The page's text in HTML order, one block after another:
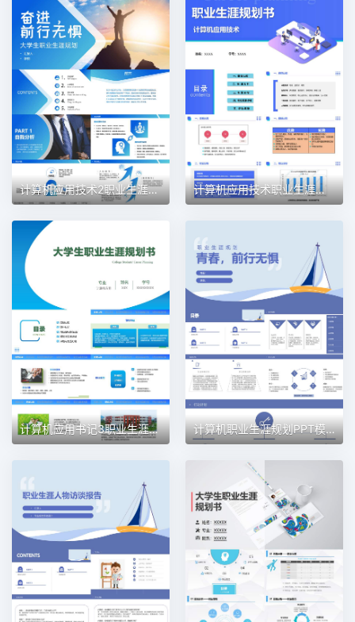
计算机应用技术2职业生涯规划PPT模板 计算机应用技术职业生涯规划PPT模板
计算机应用书记3职业生涯规划PPT模板 计算机职业生涯规划PPT模板